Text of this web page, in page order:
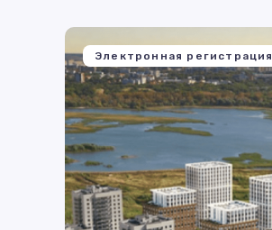
Электронная регистрация